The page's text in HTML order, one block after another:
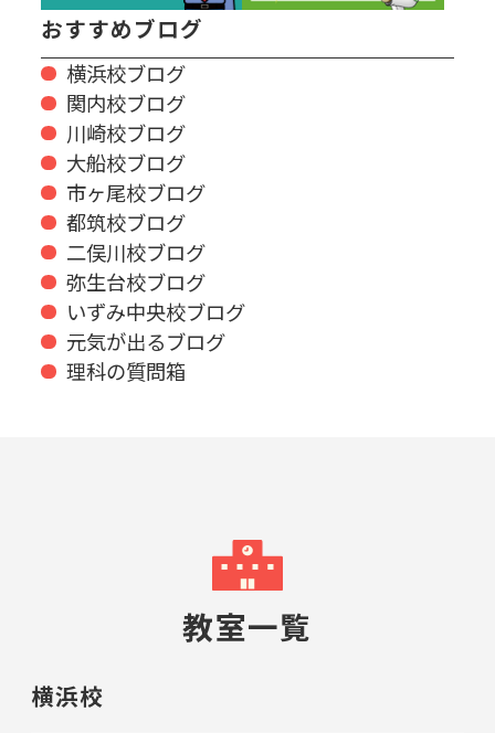
おすすめブログ
横浜校ブログ
関内校ブログ
川崎校ブログ
大船校ブログ
市ヶ尾校ブログ
都筑校ブログ
二俣川校ブログ
弥生台校ブログ
いずみ中央校ブログ
元気が出るブログ
理科の質問箱
教室一覧
横浜校